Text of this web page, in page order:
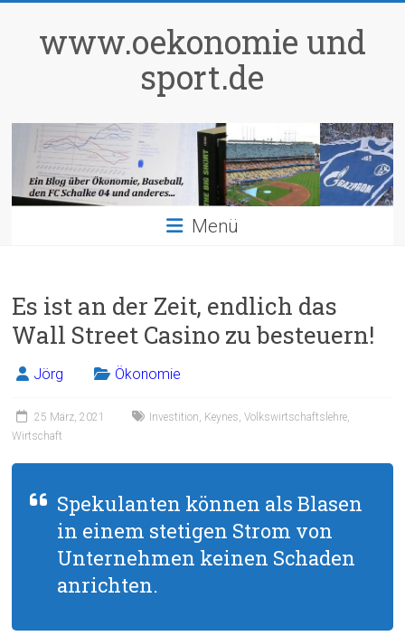
springenwww.oekonomie und
sport.de
Menü
Es ist an der Zeit, endlich das
Wall Street Casino zu besteuern!
Jörg Ökonomie
25 März, 2021 Investition, Keynes,Volkswirtschaftslehre,
Wirtschaft
Spekulanten können als Blasen
in einem stetigen Strom von
Unternehmen keinen Schaden
anrichten.